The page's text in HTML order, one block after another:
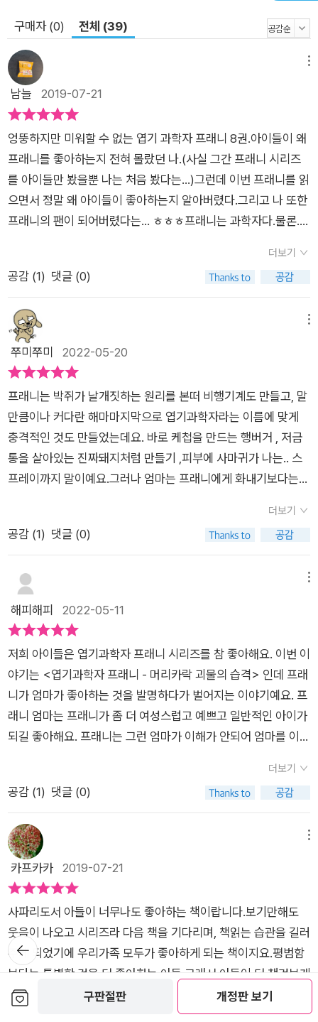
구판절판 개정판 보기
구매자 (0) 전체 (39)
남늘 2019-07-21
엉뚱하지만 미워할 수 없는 엽기 과학자 프래니 8권.아이들이 왜
프래니를 좋아하는지 전혀 몰랐던 나.(사실 그간 프래니 시리즈
를 아이들만 봤을뿐 나는 처음 봤다는...)그런데 이번 프래니를 읽
으면서 정말 왜 아이들이 좋아하는지 알아버렸다.그리고 나 또한
프래니의 팬이 되어버렸다는... ㅎㅎㅎ프래니는 과학자다.물론...
어 말리거나, 아에 막거나하지 않는다.그냥 프래니에게... '하지만
안했으면 좋겠구나~'수준으로 말씀을 하신다는...(반성한다. 난
아에 안된다고 말을 하는데...ㅠㅠ)그런 프래니가 이번엔 새로운
발명을 한다.물론 프래니가 이런 발명을 한 이유는???!!!엄마를
좀 더 편하게, 그리고 예쁘게 해드리고 싶어서...(음... 울 애들이
내 머리카락을 뽑아내면서까지 내 머리에 삔을 꼽아주는거와 비
의 의도와는 다르게...프래니의 머릿카락은 욕심많은 머리카락으
로 자라고... 머리카락 괴물이 되어버린다.자신의 잘못을 깨닿고,
머리카락 괴물을 물리치는 프래니!하지만 이런 상황도 프래니의
연구에 대한 열정을 누그러뜨릴 수 없다!아이들의 상상력을 업그
레이드 시켜주는 프래니!그녀의 다음 이야기도 기대가 된다.
더보기
공감 (1) 댓글 (0)
쭈미쭈미 2022-05-20
​프래니는 박쥐가 날개짓하는 원리를 본떠 비행기계도 만들고, 말
만큼이나 커다란 해마마지막으로 엽기과학자라는 이름에 맞게
충격적인 것도 만들었는데요. 바로 케첩을 만드는 행버거 , 저금
통을 살아있는 진짜돼지처럼 만들기 ,피부에 사마귀가 나는.. 스
프레이까지 말이예요.​그러나 엄마는 프래니에게 화내기보다는
심있어하고 꾸미고 다녔으면 하는 마음이 말이예요 .​​프래니는 엄
마의 말에 그날 밤 엄청 고민하더라고요.​' 난 화장을 하고 , 머리모
양을 바꾸고, 예쁜 옷을 입을 필요가 없어. 그런데 엄마는 왜 그런
걸 좋아하시는지 도무지 모르겠다니까.' 그때 창밖에 천둥과 번개
가 내리쳤어요. … …' 나는 번개의 원리, 다이너마이트, 타란툴라,
화학식까지 모르는게 없어.' 라면서 '우리가 잘 모르는 것에 대해
들어낼지 기대반 걱정반이예요.​​엄마가 어떻게 꾸미는지 곰곰히
생각해보면서 '화장품 발사길'를 발명했는데 ㅋㅋ너무 웃기더라
고요,거기다 네일아트..하기위해서 손톱이 20cm이상 자라면서
끝도 뾰족해서 x맨 울버린이 처럼 되었고요.​점점 시간이 지나면
서 엄마가 좋아하는 것이 괴상함의 끝으로 달려가고 있더라고요.​
이번엔 발명이 성공하나 싶었는데, 엄청나게 대형사고를 친 프래
니!! 마을이 쑥대밭으로 되게 생겼더라고요.엄마는 프래니에게 뉴
하더라고요.​​읽어보면 프래니 엄마는 제가 생각해봤을 떄 ~ 거의
오은영박사님 같아요. 아이에게 크게 상처주지 않고 기다리면서
이해해주는 걸 보면말이예요. ​아무튼 프래니는 어떻게 머리카락
괴물과 싸울지 읽어보세요. 싸우는과정이 역시 프래니가 프래니
했다! 자신의 발명품들을 이용해서 싸운는데 신박했어요.​개인적
으로는 마지막에 프래니가 괴물을 이기고나서 엄마의 말이 인상
깊었어요. 괴물들을 아주 멋지게 처리 했구나 라는 칭찬과 함께
그런 괴물을 만들지 않았으면 더 좋았을텐데 라면서 설득하더라
고요. 그리고 프래니가 만든 괴상한 머리카락 코트를 선물받았는
데도 입으면서 좋아하는 모습을 보고자녀관계의 말과행동의 이
더보기
공감 (1) 댓글 (0)
해피해피 2022-05-11
저희 아이들은 엽기과학자 프래니 시리즈를 참 좋아해요. 이번 이
야기는 <엽기과학자 프래니 - 머리카락 괴물의 습격> 인데 프래
니가 엄마가 좋아하는 것을 발명하다가 벌어지는 이야기예요. 프
래니 엄마는 프래니가 좀 더 여성스럽고 예쁘고 일반적인 아이가
되길 좋아해요. 프래니는 그런 엄마가 이해가 안되어 엄마를 이해
하는 것을 좋아하니 화장품 발사기를 만들어봤는데 엄마는 진한
화장을 좋아하지 않아서 어릿광대들이 좋아할거라 생각했죠. 그
어지는 매니큐어를 발명했어요. 매니큐어를 조금 바꿔서 구두굽
도 길게 만들어보고 머리카락에 떨어트리면 머리가 길어지게도
만들어봤어요.​그럼데 머리카락이 길어진것 뿐만 아니라 프래니
양도 바꾸고 엄마가 좋아할거라고 생각했죠. 그런데 머리카락은
욕심이 많았어요. 약품병의 약품을 이용해 더 머리가 길어지고 풍
성하게 할려고했고 이고르가 말리다 머리카락이 묶고 프래니꽁
지머리를 자르고 도망가 버렸어요.​머리카락 돼지들은 도심을 돌
아다니며 온갖 머리카락들을 다 먹기 시작했어요. 도심에 있는 머
더보기
공감 (1) 댓글 (0)
카프카카 2019-07-21
사파리도서 아들이 너무나도 좋아하는 책이랍니다.보기만해도
웃음이 나오고 시리즈라 다음 책을 기다리며, 책읽는 습관을 길러
주게 되었기에 우리가족 모두가 좋아하게 되는 책이지요.​​​평범함
보다는 특별한 것을 더 좋아하는 아들,그래서 아들이 더 챙겨보게
되는 시리즈랍니다.엽기과학자 프래니라 더욱 기다렸답니다.​베
스트셀러로 엽기과학자 프래니를 만나봅니다.엽기적인 발명품을
뒤로가
기